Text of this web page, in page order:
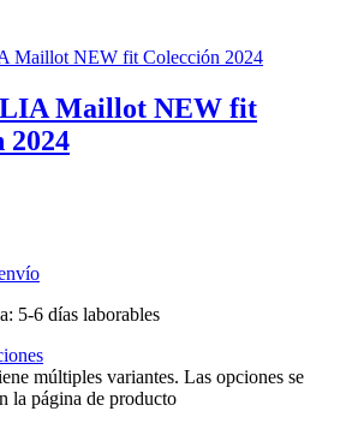
Maillot NEW fit
2024
5-6 días laborables
múltiples variantes. Las opciones se
la página de producto